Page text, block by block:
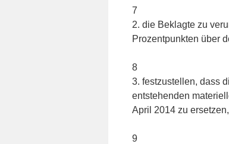
7
2. die Beklagte zu
Prozentpunkten über
8
3. festzustellen, dass
entstehenden
April 2014 zu
9